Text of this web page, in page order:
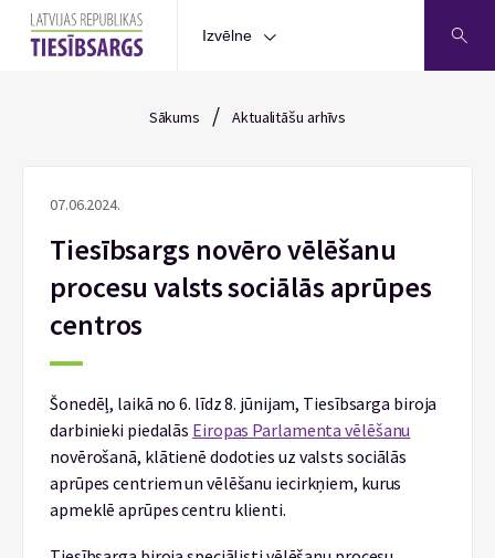
Izvēlne
Sākums / Aktualitāšu arhīvs
07.06.2024.
Tiesībsargs novēro vēlēšanu
procesu valsts sociālās aprūpes
centros
Šonedēļ, laikā no 6. līdz 8. jūnijam, Tiesībsarga biroja
darbinieki piedalās Eiropas Parlamenta vēlēšanu
novērošanā, klātienē dodoties uz valsts sociālās
aprūpes centriem un vēlēšanu iecirkņiem, kurus
apmeklē aprūpes centru klienti.